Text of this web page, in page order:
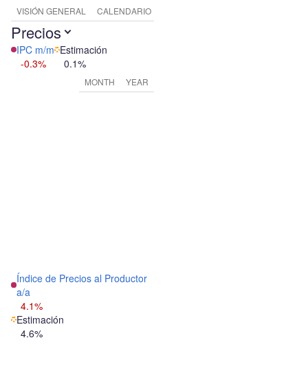
VISIÓN GENERAL CALENDARIO ECONÓMICO
Precios
IPC m/m
-0.3%
Estimación
0.1%
MONTH YEAR
Índice de Precios al Productor
a/a
4.1%
Estimación
4.6%